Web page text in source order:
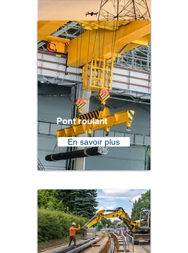
H1 - H2 - HC
En savoir plus
Pont roulant
En savoir plus